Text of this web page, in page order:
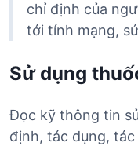
chỉ định của
tới tính mạng,
Sử dụng
Đọc kỹ thông tin
định, tác dụng,